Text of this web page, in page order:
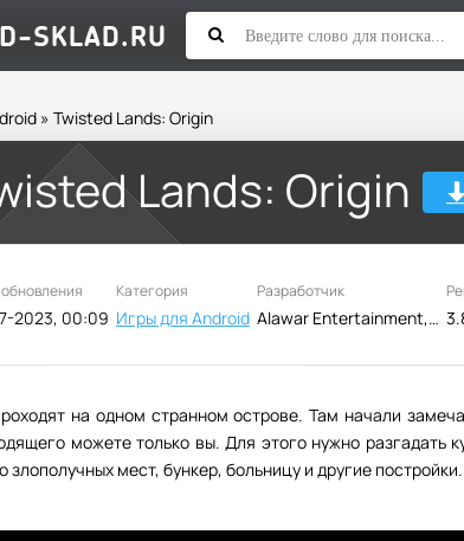
» Twisted Lands: Origin
Lands: Origin
2023, 00:09
Категория
Игры для Android
Разработчик
Alawar Entertainment, Inc.
на одном странном острове. Там начали
можете только вы. Для этого нужно разгадать
злополучных мест, бункер, больницу и другие постройки.